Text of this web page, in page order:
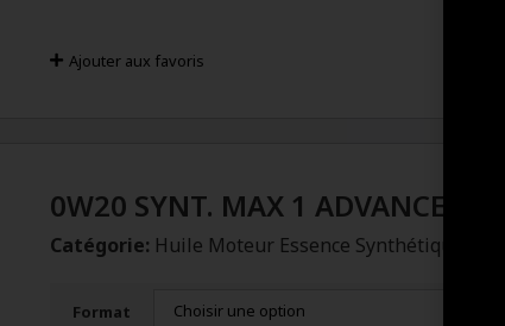
Ajouter aux favoris
0W20 SYNT. MAX 1 ADVANCED
Catégorie: Huile Moteur Essence Synthétique
Format